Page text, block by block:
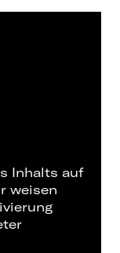
Inhalts auf
weisen